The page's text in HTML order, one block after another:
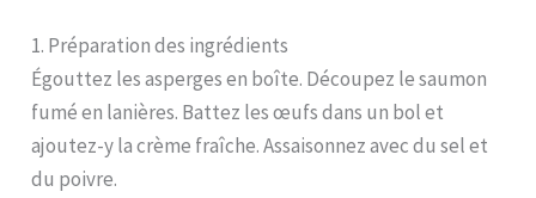
1. Préparation des ingrédients
Égouttez les asperges en boîte. Découpez le saumon
fumé en lanières. Battez les œufs dans un bol et
ajoutez-y la crème fraîche. Assaisonnez avec du sel et
du poivre.